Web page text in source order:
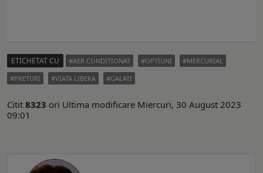
ETICHETAT CU AER CONDIŢIONAT OPTIUNI
MERCURIAL
PRETURI
VIATA LIBERA GALATI
Citit 8323 ori Ultima modificare Miercuri, 30 August 2023
09:01